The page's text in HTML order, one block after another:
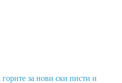
за нови ски писти и